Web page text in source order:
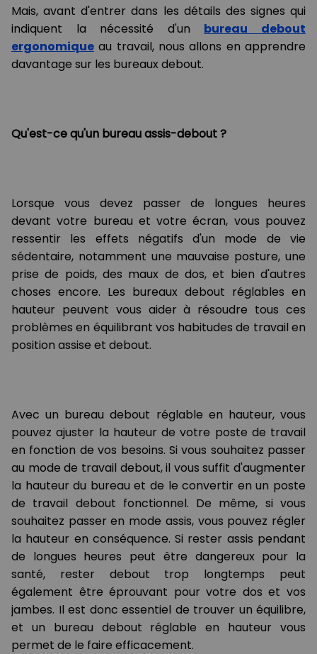
Mais, avant d'entrer dans les détails des signes qui
indiquent la nécessité d'un bureau debout
ergonomique au travail, nous allons en apprendre
davantage sur les bureaux debout.
Qu'est-ce qu'un bureau assis-debout ?
Lorsque vous devez passer de longues heures
devant votre bureau et votre écran, vous pouvez
ressentir les effets négatifs d'un mode de vie
sédentaire, notamment une mauvaise posture, une
prise de poids, des maux de dos, et bien d'autres
choses encore. Les bureaux debout réglables en
hauteur peuvent vous aider à résoudre tous ces
problèmes en équilibrant vos habitudes de travail en
position assise et debout.
Avec un bureau debout réglable en hauteur, vous
pouvez ajuster la hauteur de votre poste de travail
en fonction de vos besoins. Si vous souhaitez passer
au mode de travail debout, il vous suffit d'augmenter
la hauteur du bureau et de le convertir en un poste
de travail debout fonctionnel. De même, si vous
souhaitez passer en mode assis, vous pouvez régler
la hauteur en conséquence. Si rester assis pendant
de longues heures peut être dangereux pour la
santé, rester debout trop longtemps peut
également être éprouvant pour votre dos et vos
jambes. Il est donc essentiel de trouver un équilibre,
et un bureau debout réglable en hauteur vous
permet de le faire efficacement.